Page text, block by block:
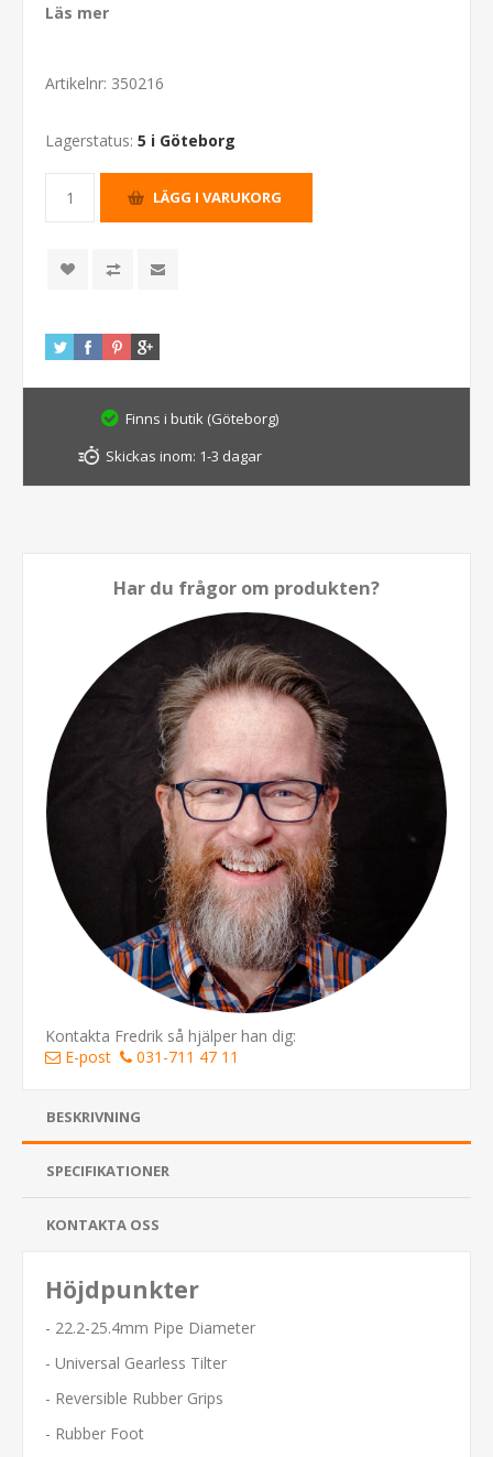
Läs mer
Artikelnr: 350216
Lagerstatus: 5 i Göteborg
Finns i butik (Göteborg)
Skickas inom: 1-3 dagar
Har du frågor om produkten?
Kontakta Fredrik så hjälper han dig:
E-post
031-711 47 11
BESKRIVNING
SPECIFIKATIONER
KONTAKTA OSS
Höjdpunkter
- 22.2-25.4mm Pipe Diameter
- Universal Gearless Tilter
- Reversible Rubber Grips
- Rubber Foot